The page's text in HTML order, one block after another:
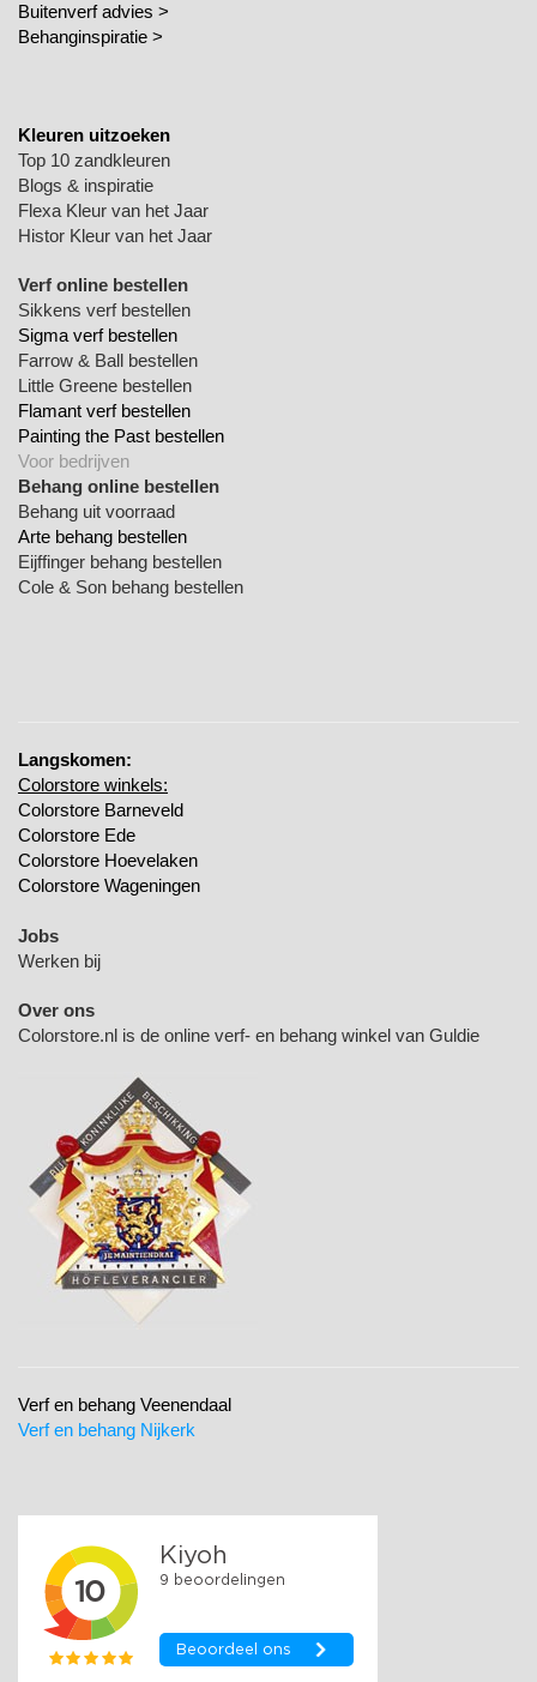
Buitenverf advies >
Behanginspiratie >
Kleuren uitzoeken
Top 10 zandkleuren
Blogs & inspiratie
Flexa Kleur van het Jaar
Histor Kleur van het Jaar
Verf online bestellen
Sikkens verf bestellen
Sigma verf bestellen
Farrow & Ball bestellen
Little Greene bestellen
Flamant verf bestellen
Painting the Past bestellen
Voor bedrijven
Behang online bestellen
Behang uit voorraad
Arte behang bestellen
Eijffinger behang bestellen
Cole & Son behang bestellen
Langskomen:
Colorstore winkels:
Colorstore Barneveld
Colorstore Ede
Colorstore Hoevelaken
Colorstore Wageningen
Jobs
Werken bij
Over ons
Colorstore.nl is de online verf- en behang winkel van Guldie
Verf en behang Veenendaal
Verf en behang Nijkerk